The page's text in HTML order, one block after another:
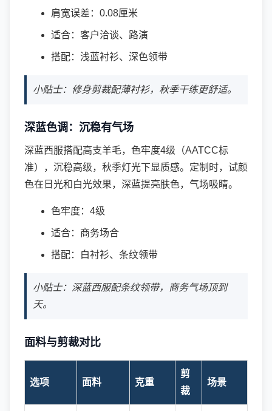
肩宽误差：0.08厘米
适合：客户洽谈、路演
搭配：浅蓝衬衫、深色领带
小贴士：修身剪裁配薄衬衫，秋季干练更舒适。
深蓝色调：沉稳有气场
深蓝西服搭配高支羊毛，色牢度4级（AATCC标
准），沉稳高级，秋季灯光下显质感。定制时，试颜
色在日光和白光效果，深蓝提亮肤色，气场吸睛。
色牢度：4级
适合：商务场合
搭配：白衬衫、条纹领带
小贴士：深蓝西服配条纹领带，商务气场顶到
天。
面料与剪裁对比
选项 面料 克重
剪
裁
场景